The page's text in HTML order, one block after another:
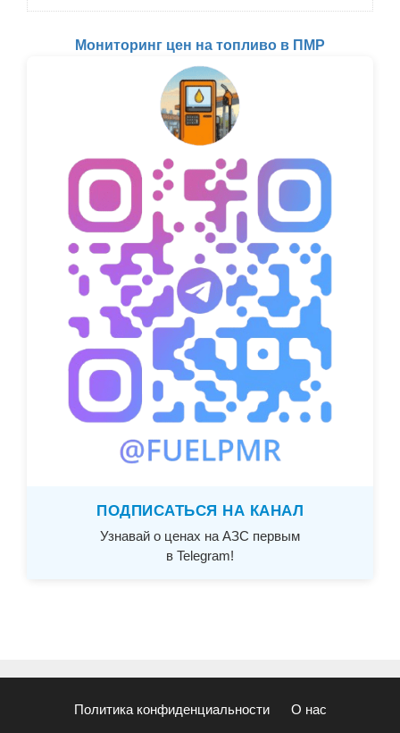
Мониторинг цен на топливо в ПМР
ПОДПИСАТЬСЯ НА КАНАЛ
Узнавай о ценах на АЗС первым
в Telegram!
Политика конфиденциальности О нас